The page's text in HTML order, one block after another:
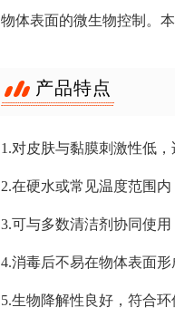
物体表面的微生物控制。
产品特点
1.对皮肤与黏膜刺激性低
2.在硬水或常见温度范围
3.可与多数清洁剂协同使
4.消毒后不易在物体表面
5.生物降解性良好，符合环